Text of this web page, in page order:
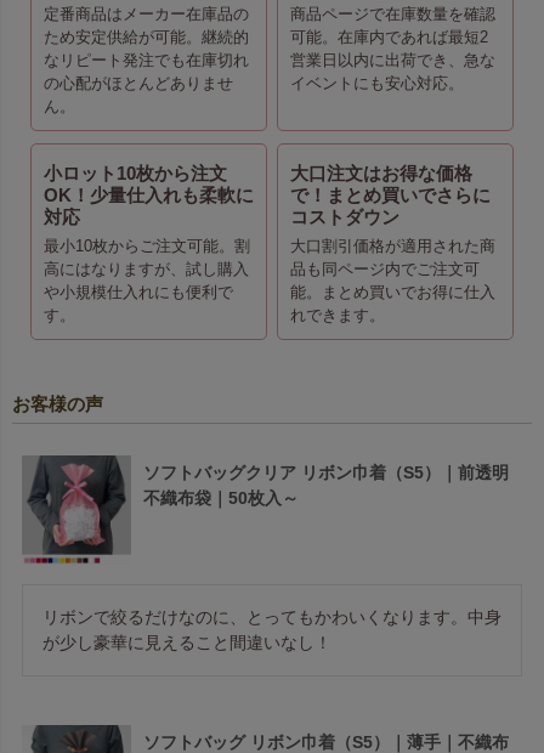
定番商品はメーカー在庫品の
ため安定供給が可能。継続的
なリピート発注でも在庫切れ
の心配がほとんどありませ
ん。
商品ページで在庫数量を確認
可能。在庫内であれば最短2
営業日以内に出荷でき、急な
イベントにも安心対応。
小ロット10枚から注文
OK！少量仕入れも柔軟に
対応
最小10枚からご注文可能。割
高にはなりますが、試し購入
や小規模仕入れにも便利で
す。
大口注文はお得な価格
で！まとめ買いでさらに
コストダウン
大口割引価格が適用された商
品も同ページ内でご注文可
能。まとめ買いでお得に仕入
れできます。
お客様の声
ソフトバッグクリア リボン巾着（S5）｜前透明
不織布袋｜50枚入～
リボンで絞るだけなのに、とってもかわいくなります。中身
が少し豪華に見えること間違いなし！
ソフトバッグ リボン巾着（S5）｜薄手｜不織布